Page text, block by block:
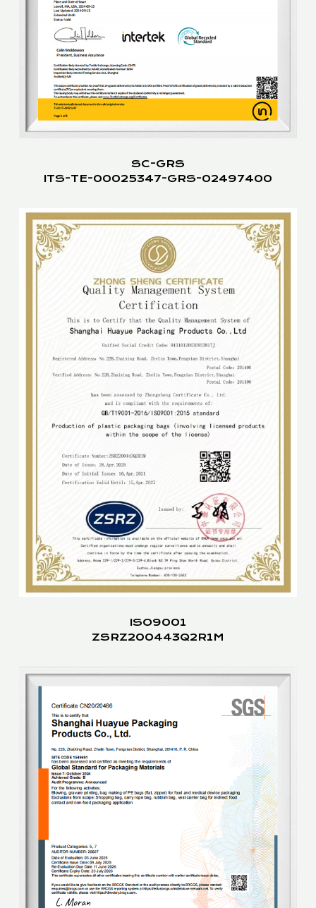
SC-GRS
ITS-TE-00025347-GRS-02497400
ISO9001
ZSRZ200443Q2R1M